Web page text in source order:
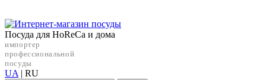
Посуда для HoReCa и дома
импортер
профессиональной
посуды
UA | RU